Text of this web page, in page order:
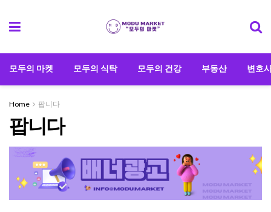
모두의 마켓 모두의 식탁 모두의 건강 부동산 변호
Home 팝니다
팝니다